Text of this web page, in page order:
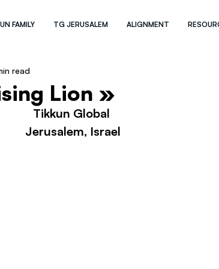
FAMILY TG JERUSALEM ALIGNMENT
Lion »
read
Tikkun Global
Jerusalem, Israel